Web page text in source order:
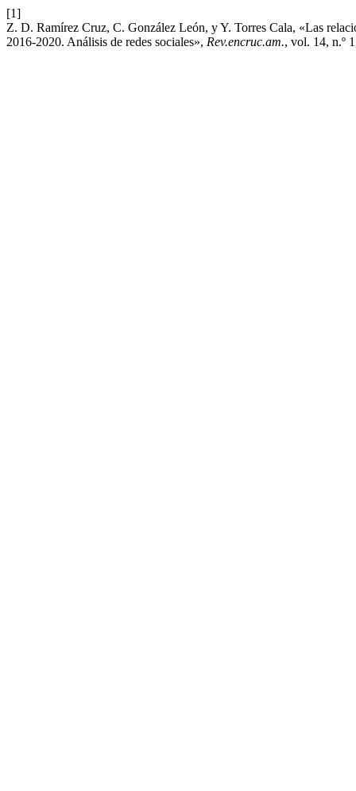
[1]
Z. D. Ramírez Cruz, C. González León, y Y. Torres Cala, «Las
2016-2020. Análisis de redes sociales», Rev.encruc.am., vol. 14, n.º